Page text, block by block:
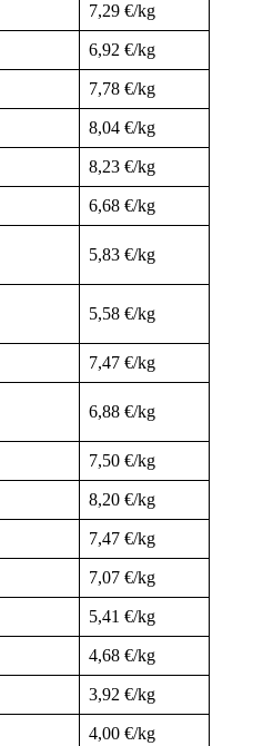
7,29 €/kg
6,92 €/kg
7,78 €/kg
8,04 €/kg
8,23 €/kg
6,68 €/kg
5,83 €/kg
5,58 €/kg
7,47 €/kg
6,88 €/kg
7,50 €/kg
8,20 €/kg
7,47 €/kg
7,07 €/kg
5,41 €/kg
4,68 €/kg
3,92 €/kg
4,00 €/kg